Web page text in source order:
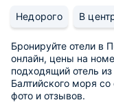
Недорого В
Бронируйте отели в
онлайн, цены на
подходящий отель
Балтийского моря
фото и отзывов.